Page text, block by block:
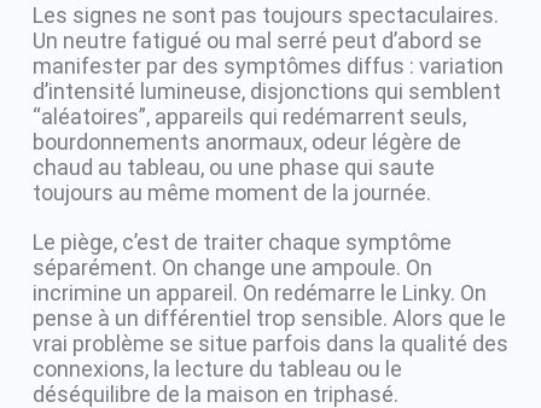
Les signes ne sont pas toujours spectaculaires.
Un neutre fatigué ou mal serré peut d’abord se
manifester par des symptômes diffus : variation
d’intensité lumineuse, disjonctions qui semblent
“aléatoires”, appareils qui redémarrent seuls,
bourdonnements anormaux, odeur légère de
chaud au tableau, ou une phase qui saute
toujours au même moment de la journée.
Le piège, c’est de traiter chaque symptôme
séparément. On change une ampoule. On
incrimine un appareil. On redémarre le Linky. On
pense à un différentiel trop sensible. Alors que le
vrai problème se situe parfois dans la qualité des
connexions, la lecture du tableau ou le
déséquilibre de la maison en triphasé.